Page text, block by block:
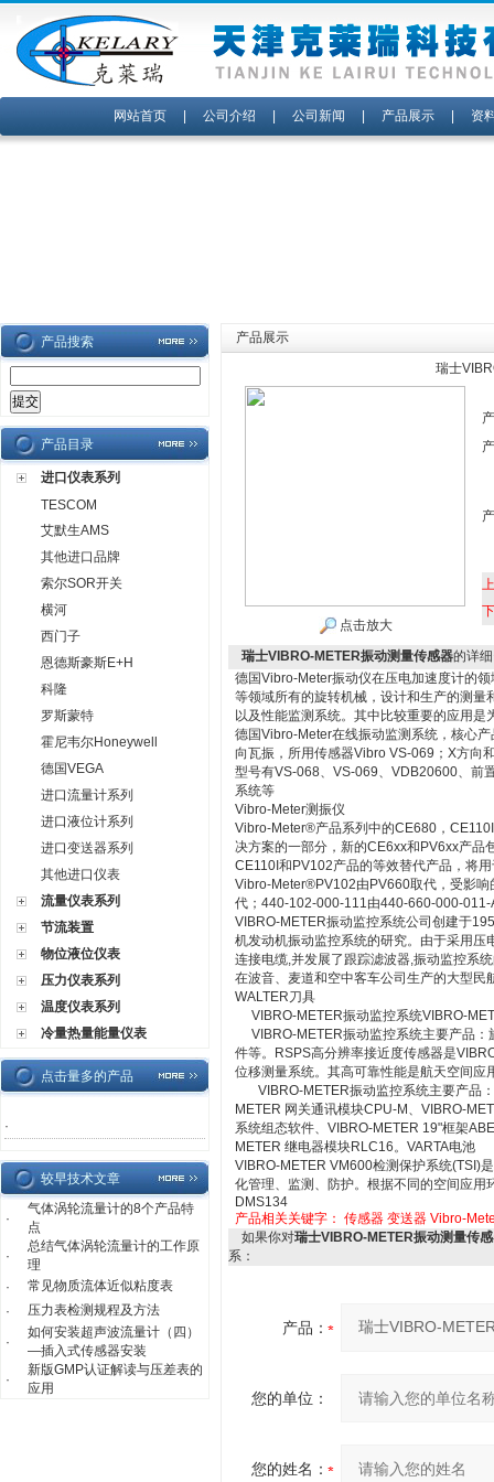
网站首页| 公司介绍 公司新闻 产品展示| 资
产品搜索
产品目录
进口仪表系列
TESCOM
艾默生AMS
其他进口品牌
索尔SOR开关
横河
西门子
恩德斯豪斯E+H
科隆
罗斯蒙特
霍尼韦尔Honeywell
德国VEGA
进口流量计系列
进口液位计系列
进口变送器系列
其他进口仪表
流量仪表系列
节流装置
物位液位仪表
压力仪表系列
温度仪表系列
冷量热量能量仪表
点击量多的产品
·
较早技术文章
·
气体涡轮流量计的8个产品特
点
·
总结气体涡轮流量计的工作原
理
·
常见物质流体近似粘度表
·
压力表检测规程及方法
·
如何安装超声波流量计（四）
—插入式传感器安装
·
新版GMP认证解读与压差表的
应用
产品展示
瑞士
点击放大
瑞士VIBRO-METER振动测量传感器的详
德国Vibro-Meter振动仪在压电加速度计的
等领域所有的旋转机械，设计和生产的测
以及性能监测系统。其中比较重要的应用是
德国Vibro-Meter在线振动监测系统，核心
向瓦振，所用传感器Vibro VS-069；X方向
型号有VS-068、VS-069、VDB20600、前
系统等
Vibro-Meter测振仪
Vibro-Meter®产品系列中的CE680，
决方案的一部分，新的CE6xx和PV6xx产品
CE110I和PV102产品的等效替代产品，将
Vibro-Meter®PV102由PV660取代，受影
代；440-102-000-111由440-660-000-011-
VIBRO-METER振动监控系统公司创建于
机发动机振动监控系统的研究。由于采用
连接电缆,并发展了跟踪滤波器,振动监控系
在波音、麦道和空中客车公司生产的大型
WALTER刀具
VIBRO-METER振动监控系统VIBRO-
VIBRO-METER振动监控系统主要产品：
件等。RSPS高分辨率接近度传感器是
位移测量系统。其高可靠性能是航天空间应
VIBRO-METER振动监控系统主要产品
METER 网关通讯模块CPU-M、VIBRO-
系统组态软件、VIBRO-METER 19"框架
METER 继电器模块RLC16。VARTA电池
VIBRO-METER VM600检测保护系统(TSI)
化管理、监测、防护。根据不同的空间应
DMS134
产品相关关键字： 传感器 变送器 Vibro-
如果你对瑞士VIBRO-METER振动测量传
系：
产品：
您的单位：
您的姓名：